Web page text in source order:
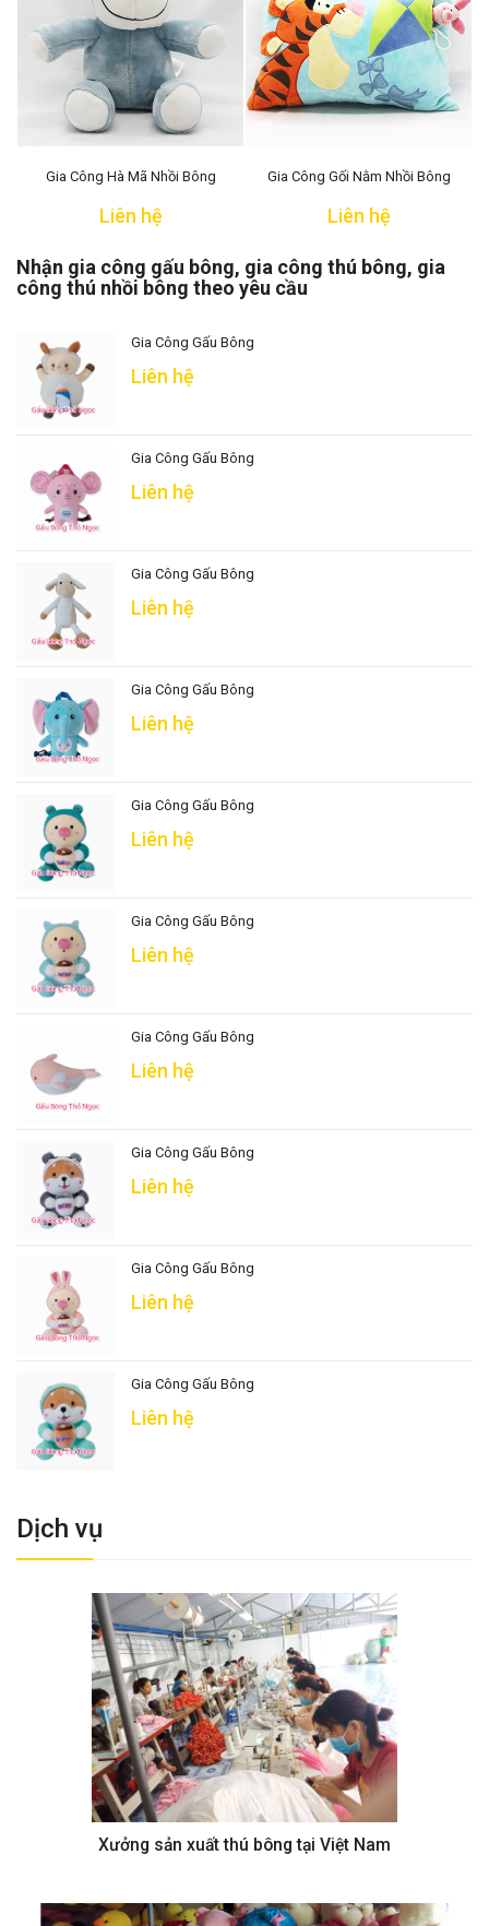
Gia Công Hà Mã Nhồi Bông
Liên hệ
Gia Công Gối Nằm Nhồi Bông
Liên hệ
Nhận gia công gấu bông, gia công thú bông, gia
công thú nhồi bông theo yêu cầu
Gia Công Gấu Bông
Liên hệ
Gia Công Gấu Bông
Liên hệ
Gia Công Gấu Bông
Liên hệ
Gia Công Gấu Bông
Liên hệ
Gia Công Gấu Bông
Liên hệ
Gia Công Gấu Bông
Liên hệ
Gia Công Gấu Bông
Liên hệ
Gia Công Gấu Bông
Liên hệ
Gia Công Gấu Bông
Liên hệ
Gia Công Gấu Bông
Liên hệ
Dịch vụ
Xưởng sản xuất thú bông tại Việt Nam